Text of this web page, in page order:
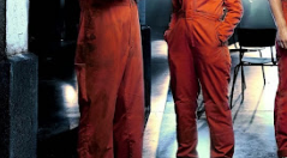
X: Guía
de la semana